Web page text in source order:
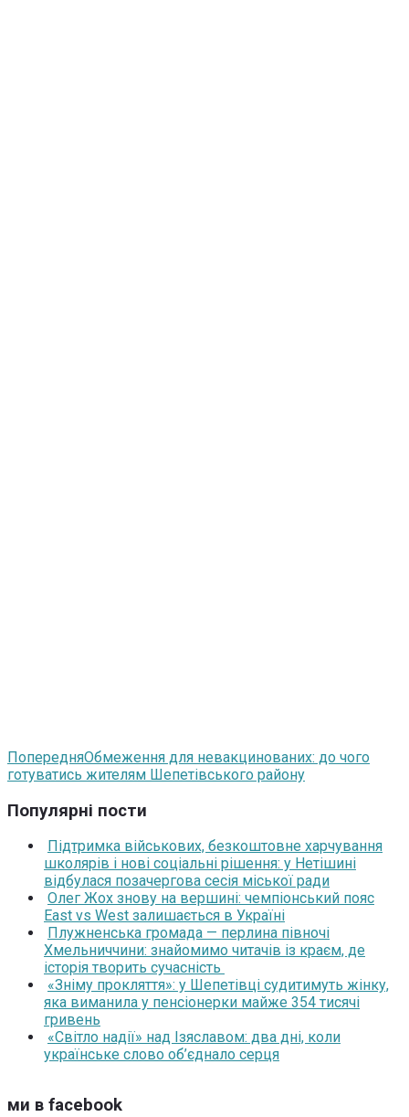
ПопередняОбмеження для невакцинованих: до чого
готуватись жителям Шепетівського району
Популярні пости
Підтримка військових, безкоштовне харчування
школярів і нові соціальні рішення: у Нетішині
відбулася позачергова сесія міської ради
Олег Жох знову на вершині: чемпіонський пояс
East vs West залишається в Україні
Плужненська громада — перлина півночі
Хмельниччини: знайомимо читачів із краєм, де
історія творить сучасність
«Зніму прокляття»: у Шепетівці судитимуть жінку,
яка виманила у пенсіонерки майже 354 тисячі
гривень
«Світло надії» над Ізяславом: два дні, коли
українське слово об’єднало серця
ми в facebook